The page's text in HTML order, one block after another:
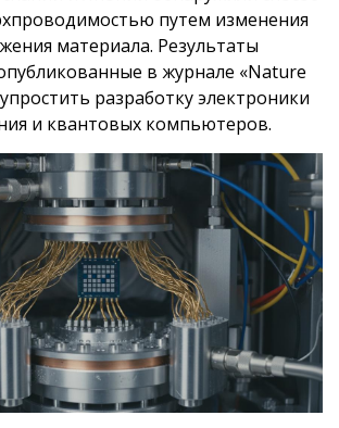
путем изменения
материала. Результаты
в журнале «Nature
разработку электроники
и квантовых компьютеров.